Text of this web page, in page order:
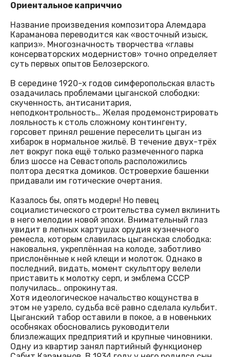
Ориентальное каприччио
Название произведения композитора Алемдара
Караманова переводится как «восточный изыск,
каприз». Многозначность творчества «главы
консерваторских модернистов» точно определяет
суть первых опытов Белозерского.
В середине 1920-х годов симферопольская власть
озадачилась проблемами цыганской слободки:
скученность, антисанитария,
неподконтрольность… Желая продемонстрировать
лояльность к столь сложному контингенту,
горсовет принял решение переселить цыган из
хибарок в нормальное жильё. В течение двух-трёх
лет вокруг пока ещё только размеченного парка
близ шоссе на Севастополь расположились
полтора десятка домиков. Островерхие башенки
придавали им готические очертания.
Казалось бы, опять модерн! Но певец
социалистического строительства сумел вклинить
в него мелодии новой эпохи. Внимательный глаз
увидит в лепных картушах орудия кузнечного
ремесла, которым славилась цыганская слободка:
наковальня, укреплённая на колоде, заботливо
прислонённые к ней клещи и молоток. Однако в
последний, видать, момент скульптору велели
приставить к молотку серп, и эмблема СССР
получилась… опрокинутая.
Хотя идеологическое начальство кощунства в
этом не узрело, судьба всё равно сделала кульбит.
Цыганский табор оставили в покое, а в новеньких
особняках обосновались руководители
близлежащих предприятий и крупные чиновники.
Одну из квартир занял партийный функционер